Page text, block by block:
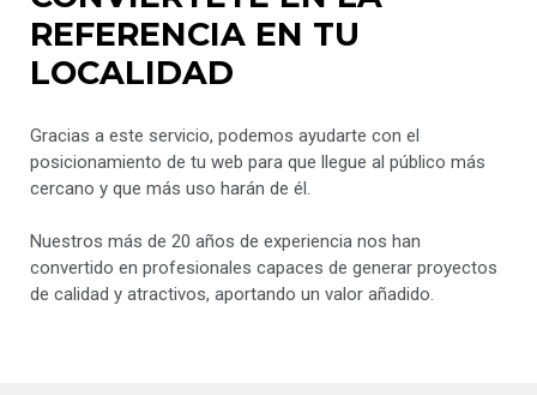
REFERENCIA EN TU
LOCALIDAD
Gracias a este servicio, podemos ayudarte con el
posicionamiento de tu web para que llegue al público más
cercano y que más uso harán de él.
Nuestros más de 20 años de experiencia nos han
convertido en profesionales capaces de generar proyectos
de calidad y atractivos, aportando un valor añadido.